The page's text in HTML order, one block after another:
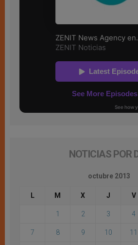
NOTICIAS POR
octubre 2013
L M X J V
1 2 3 4
7 8 9 10 11